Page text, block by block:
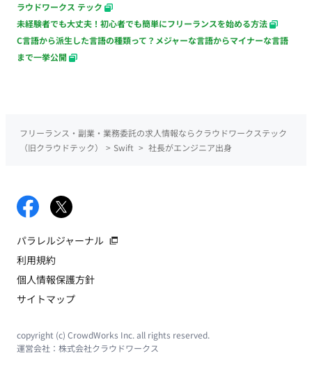
ラウドワークス テック
未経験者でも大丈夫！初心者でも簡単にフリーランスを始める方法
C言語から派生した言語の種類って？メジャーな言語からマイナーな言語
まで一挙公開
フリーランス・副業・業務委託の求人情報ならクラウドワークステック
（旧クラウドテック）
> Swift > 社長がエンジニア出身
パラレルジャーナル
利用規約
個人情報保護方針
サイトマップ
copyright (c) CrowdWorks Inc. all rights reserved.
運営会社： 株式会社クラウドワークス